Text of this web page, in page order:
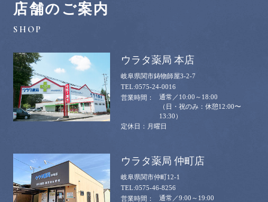
店舗のご案内
ウラタ薬局 本店
岐阜県関市鋳物師屋3-2-7
0575-24-0016
通常／10:00～18:00
（日・祝のみ：休憩12:00〜
13:30）
月曜日
ウラタ薬局 仲町店
岐阜県関市仲町12-1
0575-46-8256
通常／9:00～19:00